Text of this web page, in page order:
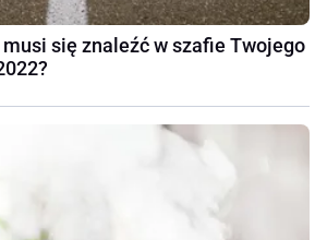
musi się znaleźć w szafie Twojego